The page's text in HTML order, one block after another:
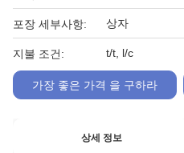
포장 세부사항: 상자
지불 조건: t/t, l/c
가장 좋은 가격 을 구하라
상세 정보